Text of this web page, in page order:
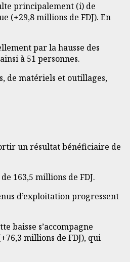
principalement (i) de
(+29,8 millions de FDJ). En
par la hausse des
à 51 personnes.
de matériels et outillages,
un résultat bénéficiaire de
163,5 millions de FDJ.
d’exploitation progressent
baisse s’accompagne
millions de FDJ), qui